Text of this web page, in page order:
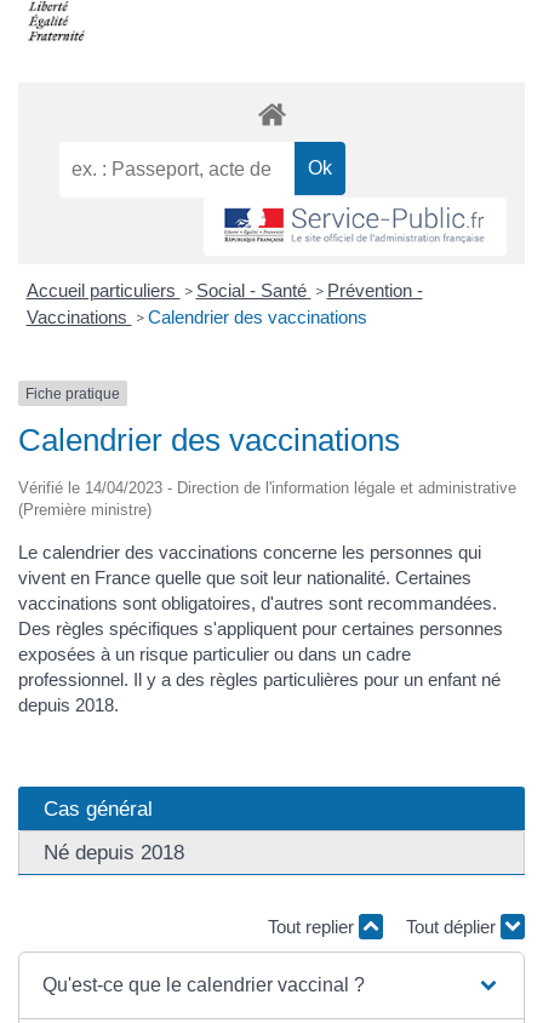
Accueil particuliers > Social - Santé > Prévention -
Vaccinations > Calendrier des vaccinations
Fiche pratique
Calendrier des vaccinations
Vérifié le 14/04/2023 - Direction de l'information légale et administrative
(Première ministre)
Le calendrier des vaccinations concerne les personnes qui
vivent en France quelle que soit leur nationalité. Certaines
vaccinations sont obligatoires, d'autres sont recommandées.
Des règles spécifiques s'appliquent pour certaines personnes
exposées à un risque particulier ou dans un cadre
professionnel. Il y a des règles particulières pour un enfant né
depuis 2018.
Cas général
Né depuis 2018
Tout replier Tout déplier
Qu'est-ce que le calendrier vaccinal ?